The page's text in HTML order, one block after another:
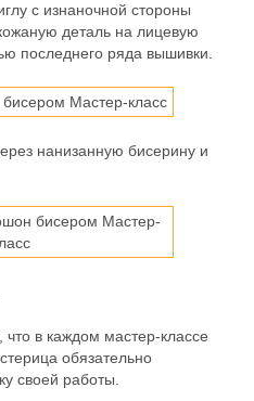
с изнаночной стороны
деталь на лицевую
последнего ряда вышивки.
нанизанную бисерину и
в каждом мастер-классе
обязательно
своей работы.